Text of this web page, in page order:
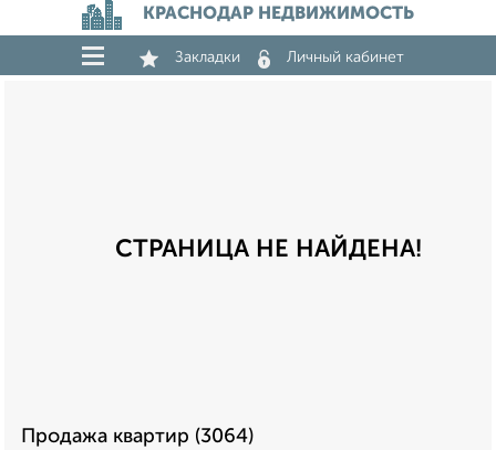
КРАСНОДАР НЕДВИЖИМОСТЬ
Закладки Личный кабинет
СТРАНИЦА НЕ НАЙДЕНА!
Продажа квартир (3064)